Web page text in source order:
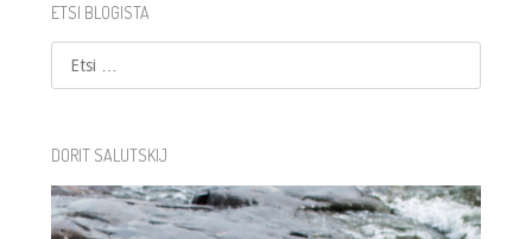
navigation
ETSI BLOGISTA
Etsi
DORIT SALUTSKIJ